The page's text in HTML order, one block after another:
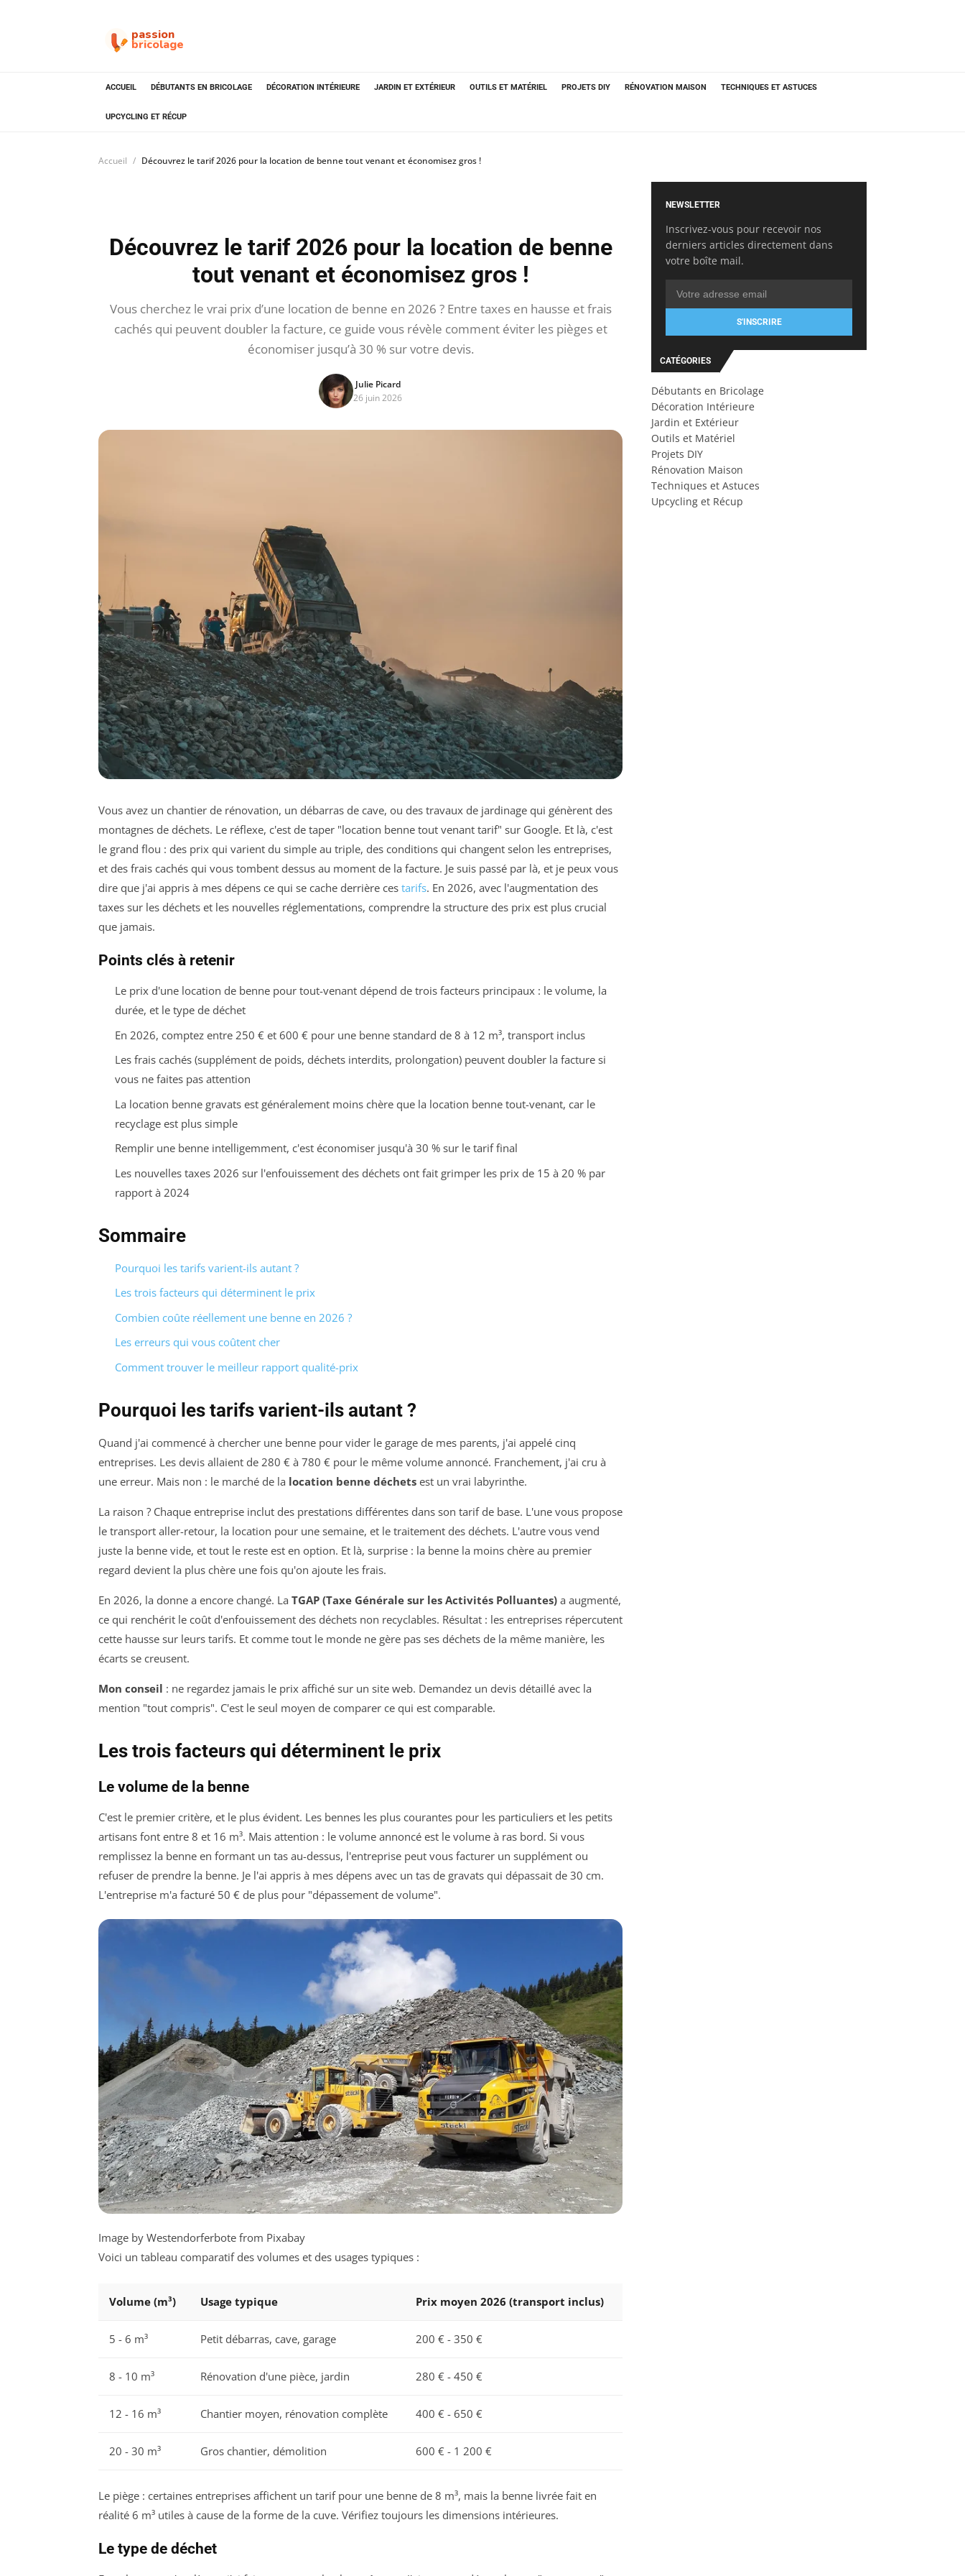
passion
bricolage
ACCUEIL DÉBUTANTS EN BRICOLAGE DÉCORATION INTÉRIEURE JARDIN ET EXTÉRIEUR OUTILS ET MATÉRIEL PROJETS DIY RÉNOVATION MAISON TECHNIQUES ET ASTUCES
UPCYCLING ET RÉCUP
Accueil Découvrez le tarif 2026 pour la location de benne tout venant et économisez gros !
Découvrez le tarif 2026 pour la location de benne
tout venant et économisez gros !
Vous cherchez le vrai prix d’une location de benne en 2026 ? Entre taxes en hausse et frais
cachés qui peuvent doubler la facture, ce guide vous révèle comment éviter les pièges et
économiser jusqu’à 30 % sur votre devis.
Julie Picard
26 juin 2026
Vous avez un chantier de rénovation, un débarras de cave, ou des travaux de jardinage qui génèrent des
montagnes de déchets. Le réflexe, c'est de taper "location benne tout venant tarif" sur Google. Et là, c'est
le grand flou : des prix qui varient du simple au triple, des conditions qui changent selon les entreprises,
et des frais cachés qui vous tombent dessus au moment de la facture. Je suis passé par là, et je peux vous
dire que j'ai appris à mes dépens ce qui se cache derrière ces tarifs. En 2026, avec l'augmentation des
taxes sur les déchets et les nouvelles réglementations, comprendre la structure des prix est plus crucial
que jamais.
Points clés à retenir
Le prix d'une location de benne pour tout-venant dépend de trois facteurs principaux : le volume, la
durée, et le type de déchet
En 2026, comptez entre 250 € et 600 € pour une benne standard de 8 à 12 m³, transport inclus
Les frais cachés (supplément de poids, déchets interdits, prolongation) peuvent doubler la facture si
vous ne faites pas attention
La location benne gravats est généralement moins chère que la location benne tout-venant, car le
recyclage est plus simple
Remplir une benne intelligemment, c'est économiser jusqu'à 30 % sur le tarif final
Les nouvelles taxes 2026 sur l'enfouissement des déchets ont fait grimper les prix de 15 à 20 % par
rapport à 2024
Sommaire
Pourquoi les tarifs varient-ils autant ?
Les trois facteurs qui déterminent le prix
Combien coûte réellement une benne en 2026 ?
Les erreurs qui vous coûtent cher
Comment trouver le meilleur rapport qualité-prix
Pourquoi les tarifs varient-ils autant ?
Quand j'ai commencé à chercher une benne pour vider le garage de mes parents, j'ai appelé cinq
entreprises. Les devis allaient de 280 € à 780 € pour le même volume annoncé. Franchement, j'ai cru à
une erreur. Mais non : le marché de la location benne déchets est un vrai labyrinthe.
La raison ? Chaque entreprise inclut des prestations différentes dans son tarif de base. L'une vous propose
le transport aller-retour, la location pour une semaine, et le traitement des déchets. L'autre vous vend
juste la benne vide, et tout le reste est en option. Et là, surprise : la benne la moins chère au premier
regard devient la plus chère une fois qu'on ajoute les frais.
En 2026, la donne a encore changé. La TGAP (Taxe Générale sur les Activités Polluantes) a augmenté,
ce qui renchérit le coût d'enfouissement des déchets non recyclables. Résultat : les entreprises répercutent
cette hausse sur leurs tarifs. Et comme tout le monde ne gère pas ses déchets de la même manière, les
écarts se creusent.
Mon conseil : ne regardez jamais le prix affiché sur un site web. Demandez un devis détaillé avec la
mention "tout compris". C'est le seul moyen de comparer ce qui est comparable.
Les trois facteurs qui déterminent le prix
Le volume de la benne
C'est le premier critère, et le plus évident. Les bennes les plus courantes pour les particuliers et les petits
artisans font entre 8 et 16 m³. Mais attention : le volume annoncé est le volume à ras bord. Si vous
remplissez la benne en formant un tas au-dessus, l'entreprise peut vous facturer un supplément ou
refuser de prendre la benne. Je l'ai appris à mes dépens avec un tas de gravats qui dépassait de 30 cm.
L'entreprise m'a facturé 50 € de plus pour "dépassement de volume".
Image by Westendorferbote from Pixabay
Voici un tableau comparatif des volumes et des usages typiques :
Volume (m³) Usage typique Prix moyen 2026 (transport inclus)
5 - 6 m³ Petit débarras, cave, garage 200 € - 350 €
8 - 10 m³ Rénovation d'une pièce, jardin 280 € - 450 €
12 - 16 m³ Chantier moyen, rénovation complète 400 € - 650 €
20 - 30 m³ Gros chantier, démolition 600 € - 1 200 €
Le piège : certaines entreprises affichent un tarif pour une benne de 8 m³, mais la benne livrée fait en
réalité 6 m³ utiles à cause de la forme de la cuve. Vérifiez toujours les dimensions intérieures.
Le type de déchet
NEWSLETTER
Inscrivez-vous pour recevoir nos
derniers articles directement dans
votre boîte mail.
S'INSCRIRE
CATÉGORIES
Débutants en Bricolage
Décoration Intérieure
Jardin et Extérieur
Outils et Matériel
Projets DIY
Rénovation Maison
Techniques et Astuces
Upcycling et Récup